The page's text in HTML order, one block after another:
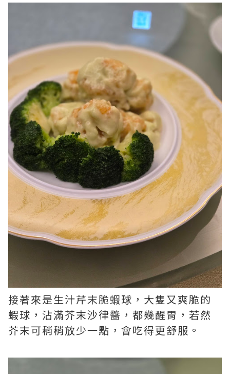
接著來是生汁芹末脆蝦球，大隻又爽脆的
蝦球，沾滿芥末沙律醬，都幾醒胃，若然
芥末可稍稍放少一點，會吃得更舒服。